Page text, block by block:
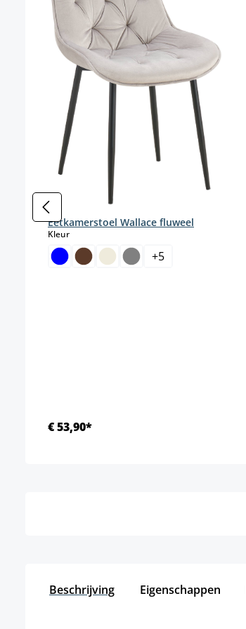
Eetkamerstoel Wallace fluweel
Kleurselect
+5
€ 53,90*
Beschrijving Eigenschappen